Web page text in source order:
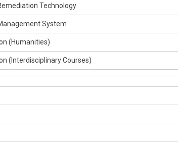
Technology
System
(Humanities)
(Interdisciplinary Courses)